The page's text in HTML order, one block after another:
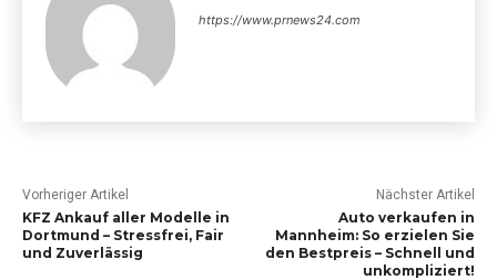
https://www.prnews24.com
Vorheriger Artikel
KFZ Ankauf aller Modelle in
Dortmund – Stressfrei, Fair
und Zuverlässig
Nächster Artikel
Auto verkaufen in
Mannheim: So erzielen Sie
den Bestpreis – Schnell und
unkompliziert!